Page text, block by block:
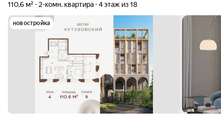
110,6 м² 2-комн. квартира 4 этаж из 18
новостройка